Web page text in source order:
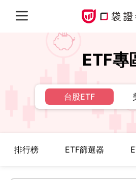
ETF專
台股ETF
排行榜 ETF篩選器